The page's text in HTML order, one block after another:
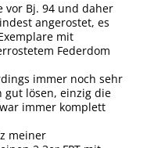
vor Bj. 94 und daher
angerostet, es
mit
Federdom
immer noch sehr
gut lösen, einzig die
immer komplett
meiner